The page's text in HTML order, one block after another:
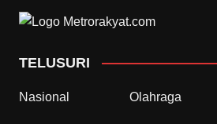
TELUSURI
Nasional Olahraga